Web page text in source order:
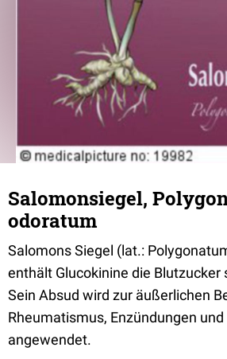
Salomonsiegel,
odoratum
Salomons Siegel (lat.:
enthält Glucokinine die Blutzucker
Sein Absud wird zur äußerlichen
Rheumatismus, Enzündungen
angewendet.